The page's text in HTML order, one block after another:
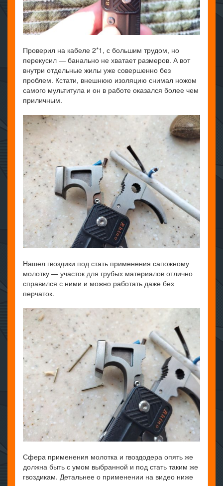
Проверил на кабеле 2*1, с большим трудом, но
перекусил — банально не хватает размеров. А вот
внутри отдельные жилы уже совершенно без
проблем. Кстати, внешнюю изоляцию снимал ножом
самого мультитула и он в работе оказался более чем
приличным.
Нашел гвоздики под стать применения сапожному
молотку — участок для грубых материалов отлично
справился с ними и можно работать даже без
перчаток.
Сфера применения молотка и гвоздодера опять же
должна быть с умом выбранной и под стать таким же
гвоздикам. Детальнее о применении на видео ниже